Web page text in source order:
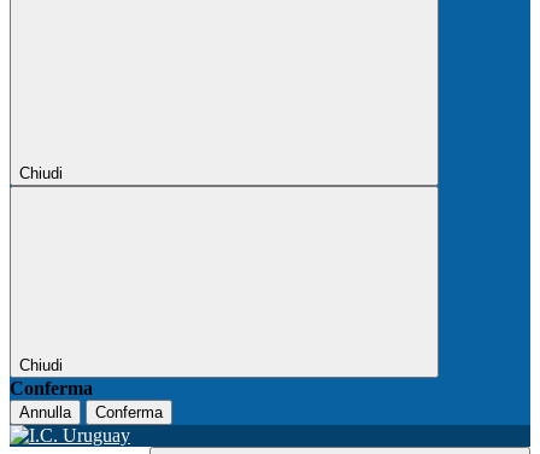
Chiudi
Chiudi
Conferma
Annulla Conferma